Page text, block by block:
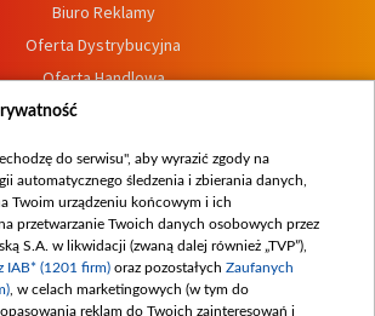
Biuro Reklamy
Oferta Dystrybucyjna
Oferta Handlowa
Dostępność
zgłoszeń wewnętrznych
do serwisu", aby wyrazić zgody na
automatycznego śledzenia i zbierania danych,
Twoim urządzeniu końcowym i ich
przetwarzanie Twoich danych osobowych przez
S.A. w likwidacji (zwaną dalej również „TVP”),
IAB* (1201 firm) oraz pozostałych Zaufanych
, w celach marketingowych (w tym do
reklam do Twoich zainteresowań i